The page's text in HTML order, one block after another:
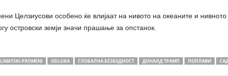
Целзиусови особено ќе влијаат на нивото на океаните и нивното
островски земји значи прашање за опстанок.
PROMENI ODLUKA ГЛОБАЛНА БЕЗБЕДНОСТ ДОНАЛД ТРАМП ПОПЛАВИ